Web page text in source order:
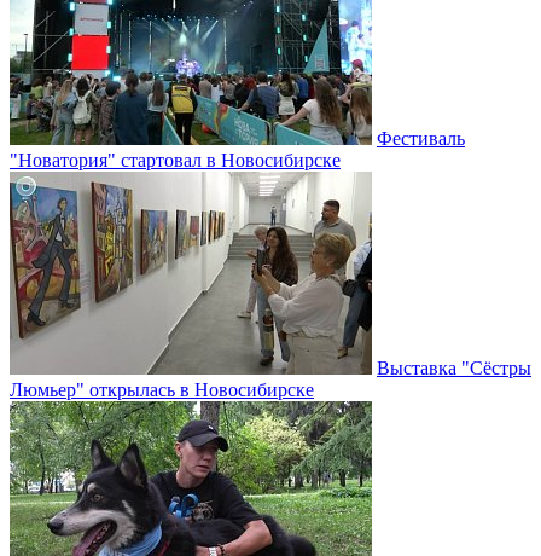
Фестиваль
"Новатория" стартовал в Новосибирске
Выставка "Сёстры
Люмьер" открылась в Новосибирске